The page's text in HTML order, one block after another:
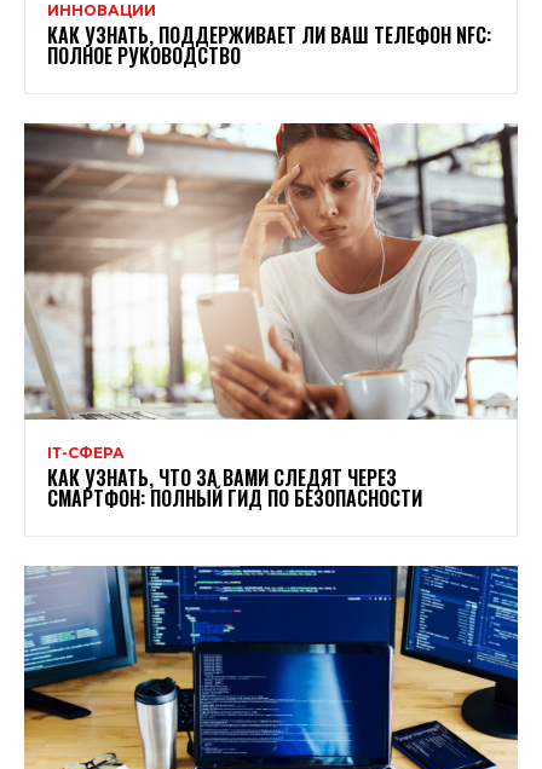
ИННОВАЦИИ
КАК УЗНАТЬ, ПОДДЕРЖИВАЕТ ЛИ ВАШ ТЕЛЕФОН NFC:
ПОЛНОЕ РУКОВОДСТВО
ІТ-СФЕРА
КАК УЗНАТЬ, ЧТО ЗА ВАМИ СЛЕДЯТ ЧЕРЕЗ
СМАРТФОН: ПОЛНЫЙ ГИД ПО БЕЗОПАСНОСТИ